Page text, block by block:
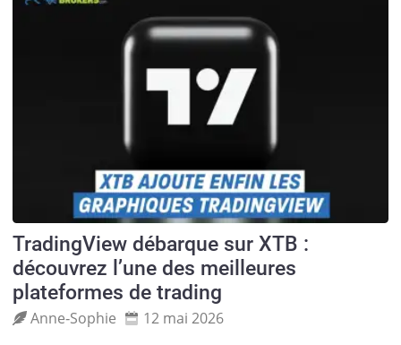
TradingView débarque sur XTB :
découvrez l’une des meilleures
plateformes de trading
Anne‑Sophie 12 mai 2026